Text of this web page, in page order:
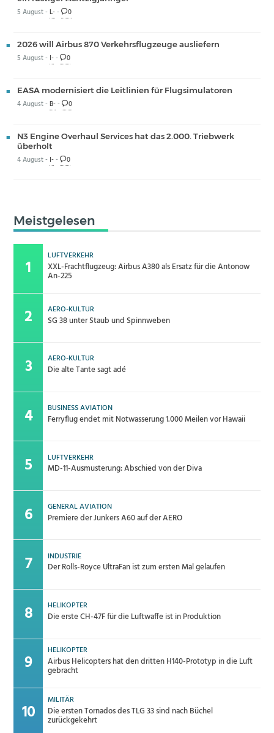
5 August -L-- 0
2026 will Airbus 870 Verkehrsflugzeuge ausliefern
5 August - I-- 0
EASA modernisiert die Leitlinien für Flugsimulatoren
4 August -B-- 0
N3 Engine Overhaul Services hat das 2.000. Triebwerk
überholt
4 August - I-- 0
Meistgelesen
LUFTVERKEHR
XXL-Frachtflugzeug: Airbus A380 als Ersatz für die Antonow
An-225
AERO-KULTUR
SG 38 unter Staub und Spinnweben
AERO-KULTUR
Die alte Tante sagt adé
BUSINESS AVIATION
Ferryflug endet mit Notwasserung 1.000 Meilen vor Hawaii
LUFTVERKEHR
MD-11-Ausmusterung: Abschied von der Diva
GENERAL AVIATION
Premiere der Junkers A60 auf der AERO
INDUSTRIE
Der Rolls-Royce UltraFan ist zum ersten Mal gelaufen
HELIKOPTER
Die erste CH-47F für die Luftwaffe ist in Produktion
HELIKOPTER
Airbus Helicopters hat den dritten H140-Prototyp in die Luft
gebracht
MILITÄR
Die ersten Tornados des TLG 33 sind nach Büchel
zurückgekehrt